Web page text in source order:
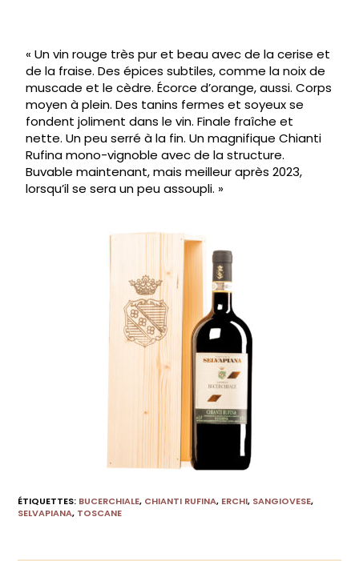
« Un vin rouge très pur et beau avec de la cerise et
de la fraise. Des épices subtiles, comme la noix de
muscade et le cèdre. Écorce d’orange, aussi. Corps
moyen à plein. Des tanins fermes et soyeux se
fondent joliment dans le vin. Finale fraîche et
nette. Un peu serré à la fin. Un magnifique Chianti
Rufina mono-vignoble avec de la structure.
Buvable maintenant, mais meilleur après 2023,
lorsqu’il se sera un peu assoupli. »
ÉTIQUETTES: BUCERCHIALE, CHIANTI RUFINA, ERCHI, SANGIOVESE,
SELVAPIANA, TOSCANE